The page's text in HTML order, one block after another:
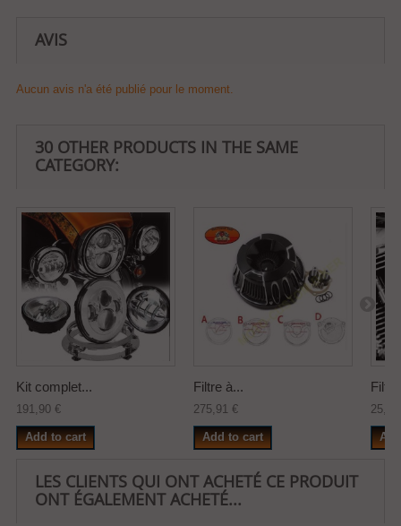
AVIS
Aucun avis n'a été publié pour le moment.
30 OTHER PRODUCTS IN THE SAME
CATEGORY:
Kit complet...
191,90 €
Add to cart
Filtre à...
275,91 €
Add to cart
LES CLIENTS QUI ONT ACHETÉ CE PRODUIT
ONT ÉGALEMENT ACHETÉ...